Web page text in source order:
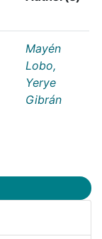
Mayén
Lobo,
Yerye
Gibrán